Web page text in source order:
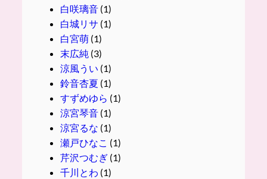
白咲璃音(1)
白城リサ (1)
白宮萌(1)
末広純 (3)
涼風うい (1)
鈴音杏夏 (1)
すずめゆら (1)
涼宮琴音(1)
涼宮るな (1)
瀬戸ひなこ (1)
芹沢つむぎ(1)
千川とわ (1)